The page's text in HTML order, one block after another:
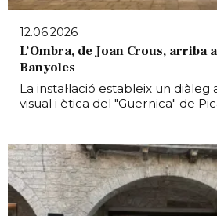
12.06.2026
L’Ombra, de Joan Crous, arriba
Banyoles
La instal·lació estableix un
visual i ètica del "Guernica" de